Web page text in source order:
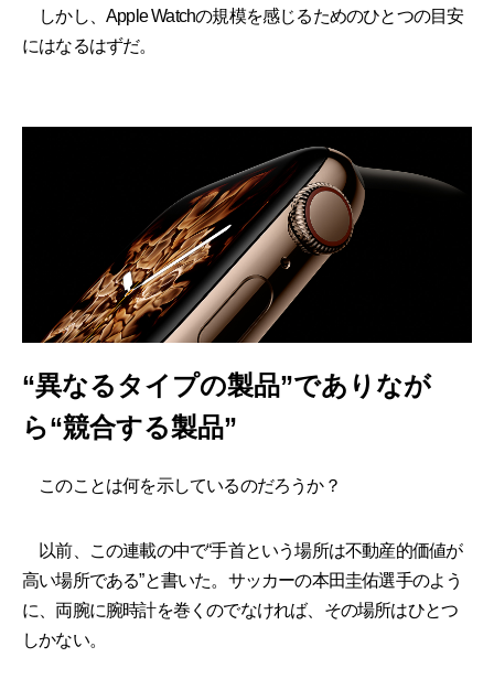
しかし、Apple Watchの規模を感じるためのひとつの目安
にはなるはずだ。
“異なるタイプの製品”でありなが
ら“競合する製品”
このことは何を示しているのだろうか？
以前、この連載の中で“手首という場所は不動産的価値が
高い場所である”と書いた。サッカーの本田圭佑選手のよう
に、両腕に腕時計を巻くのでなければ、その場所はひとつ
しかない。